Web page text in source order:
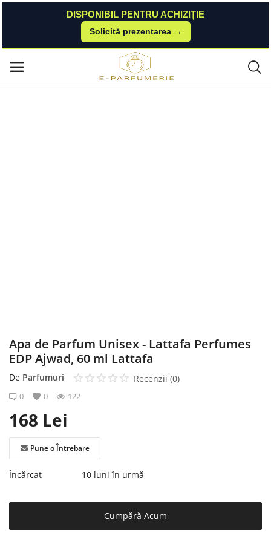
DISPONIBIL PENTRU ACHIZIȚIE
Solicită prezentarea →
Meniu principal
Parfumuri Unisex
Apa de Parfum Unisex - Lattafa Perfumes EDP Ajwad, 60 ml Lattafa
Apa de Parfum Unisex - Lattafa Perfumes
EDP Ajwad, 60 ml Lattafa
De Parfumuri Recenzii (0)
0 0 122
168 Lei
Pune o Întrebare
Încărcat 10 luni în urmă
Cumpără Acum